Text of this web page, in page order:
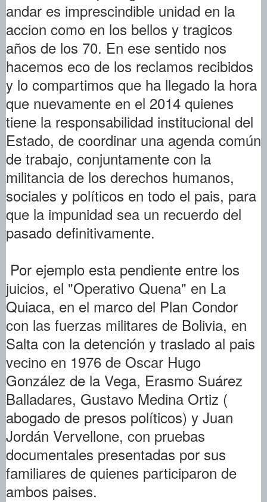
andar es imprescindible unidad en la
accion como en los bellos y tragicos
años de los 70. En ese sentido nos
hacemos eco de los reclamos recibidos
y lo compartimos que ha llegado la hora
que nuevamente en el 2014 quienes
tiene la responsabilidad institucional del
Estado, de coordinar una agenda común
de trabajo, conjuntamente con la
militancia de los derechos humanos,
sociales y políticos en todo el pais, para
que la impunidad sea un recuerdo del
pasado definitivamente.
Por ejemplo esta pendiente entre los
juicios, el "Operativo Quena" en La
Quiaca, en el marco del Plan Condor
con las fuerzas militares de Bolivia, en
Salta con la detención y traslado al pais
vecino en 1976 de Oscar Hugo
González de la Vega, Erasmo Suárez
Balladares, Gustavo Medina Ortiz (
abogado de presos políticos) y Juan
Jordán Vervellone, con pruebas
documentales presentadas por sus
familiares de quienes participaron de
ambos paises.